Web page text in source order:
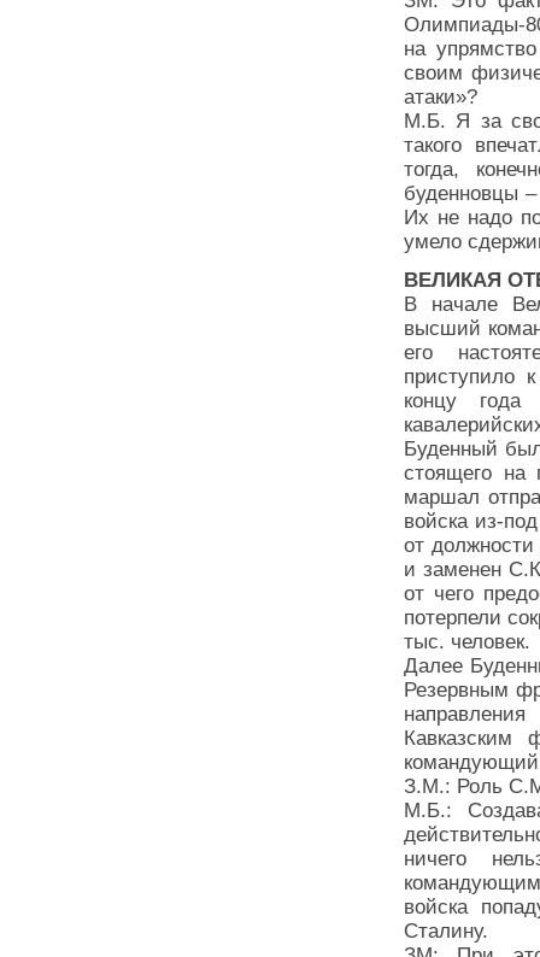
Олимпиады-
на
своим
атаки»?
М.Б. Я за
такого
тогда,
буденновцы
Их не надо
умело
ВЕЛИКАЯ
В начале
высший
его
приступило
концу года
Буденный
стоящего на
маршал
войска из-
от
и заменен
от чего
потерпели
тыс. человек.
Далее
Резервным
Кавказским
командующий
З.М.: Роль
М.Б.:
ничего
войска
Сталину.